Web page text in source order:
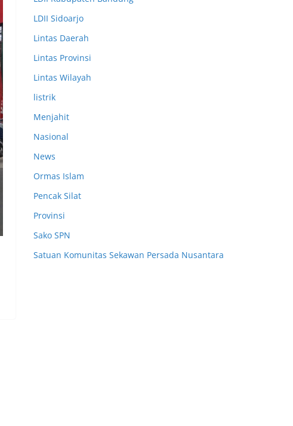
LDII Sidoarjo
Lintas Daerah
Lintas Provinsi
Lintas Wilayah
listrik
Menjahit
Nasional
News
Ormas Islam
Pencak Silat
Provinsi
Sako SPN
Satuan Komunitas Sekawan Persada Nusantara